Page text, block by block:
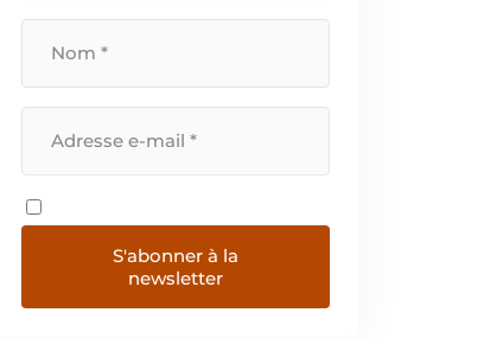
S'abonner à la
newsletter